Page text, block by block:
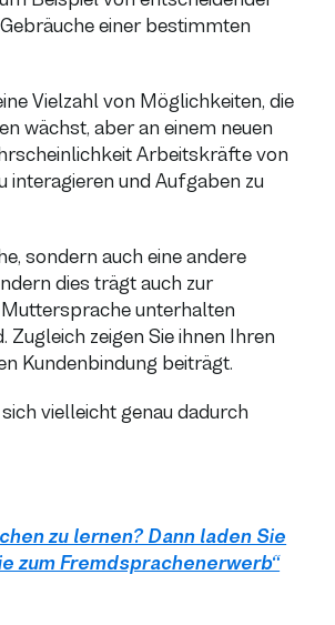
einer bestimmten
Vielzahl von Möglichkeiten, die
wächst, aber an einem neuen
Arbeitskräfte von
interagieren und Aufgaben zu
sondern auch eine andere
dies trägt auch zur
Muttersprache unterhalten
zeigen Sie ihnen Ihren
Kundenbindung beiträgt.
vielleicht genau dadurch
zu lernen? Dann laden Sie
zum Fremdsprachenerwerb“